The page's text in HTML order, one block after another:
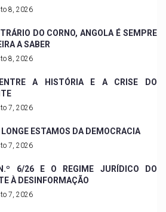
8, 2026
DO CORNO, ANGOLA É SEMPRE
A SABER
8, 2026
A HISTÓRIA E A CRISE DO
7, 2026
LONGE ESTAMOS DA DEMOCRACIA
7, 2026
6/26 E O REGIME JURÍDICO DO
À DESINFORMAÇÃO
7, 2026